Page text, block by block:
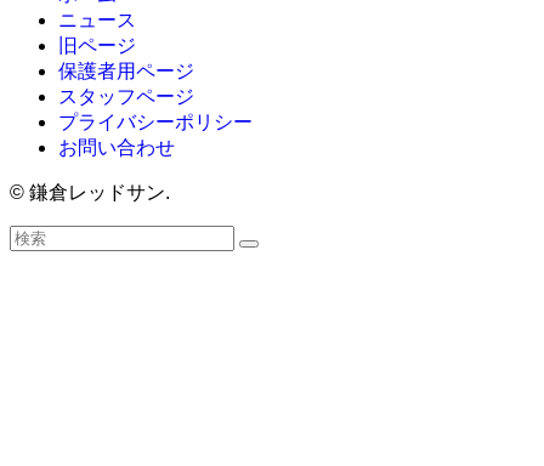
ニュース
旧ページ
保護者用ページ
スタッフページ
プライバシーポリシー
お問い合わせ
© 鎌倉レッドサン.